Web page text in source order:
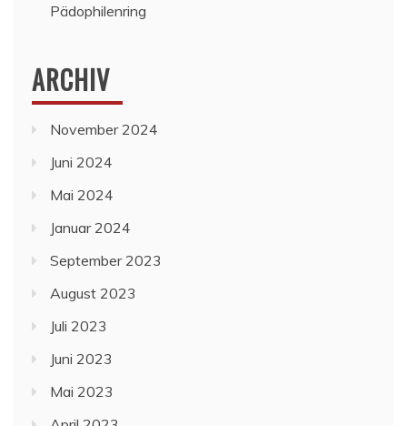
Pädophilenring
ARCHIV
November 2024
Juni 2024
Mai 2024
Januar 2024
September 2023
August 2023
Juli 2023
Juni 2023
Mai 2023